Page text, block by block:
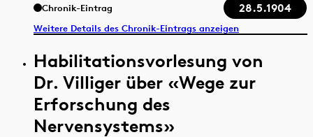
Chronik-Eintrag 28.5.1904
Weitere Details des Chronik-Eintrags anzeigen
Habilitationsvorlesung von
Dr. Villiger über «Wege zur
Erforschung des
Nervensystems»